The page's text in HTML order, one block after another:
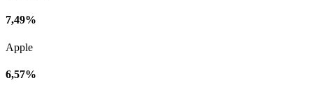
7,49%
Apple
6,57%